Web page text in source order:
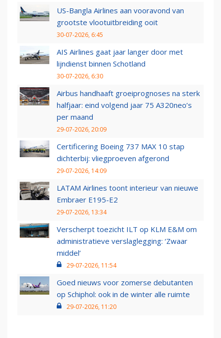
US-Bangla Airlines aan vooravond van
grootste vlootuitbreiding ooit
30-07-2026, 6:45
AIS Airlines gaat jaar langer door met
lijndienst binnen Schotland
30-07-2026, 6:30
Airbus handhaaft groeiprognoses na sterk
halfjaar: eind volgend jaar 75 A320neo’s
per maand
29-07-2026, 20:09
Certificering Boeing 737 MAX 10 stap
dichterbij: vliegproeven afgerond
29-07-2026, 14:09
LATAM Airlines toont interieur van nieuwe
Embraer E195-E2
29-07-2026, 13:34
Verscherpt toezicht ILT op KLM E&M om
administratieve verslaglegging: ‘Zwaar
middel’
29-07-2026, 11:54
Goed nieuws voor zomerse debutanten
op Schiphol: ook in de winter alle ruimte
29-07-2026, 11:20